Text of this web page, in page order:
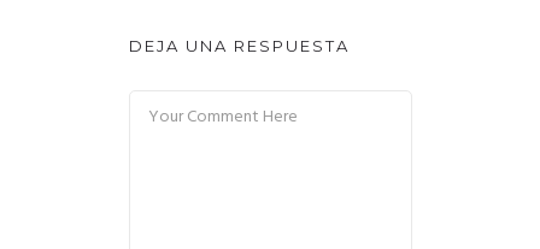
DEJA UNA RESPUESTA